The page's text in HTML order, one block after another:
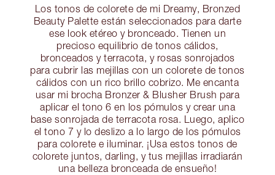
Los tonos de colorete de mi Dreamy, Bronzed
Beauty Palette están seleccionados para darte
ese look etéreo y bronceado. Tienen un
precioso equilibrio de tonos cálidos,
bronceados y terracota, y rosas sonrojados
para cubrir las mejillas con un colorete de tonos
cálidos con un rico brillo cobrizo. Me encanta
usar mi brocha Bronzer & Blusher Brush para
aplicar el tono 6 en los pómulos y crear una
base sonrojada de terracota rosa. Luego, aplico
el tono 7 y lo deslizo a lo largo de los pómulos
para colorete e iluminar. ¡Usa estos tonos de
colorete juntos, darling, y tus mejillas irradiarán
una belleza bronceada de ensueño!